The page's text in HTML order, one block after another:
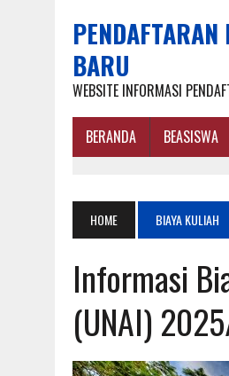
BARU
WEBSITE INFORMASI
BERANDA BEASISWA
HOME BIAYA KULIAH
Informasi
(UNAI)